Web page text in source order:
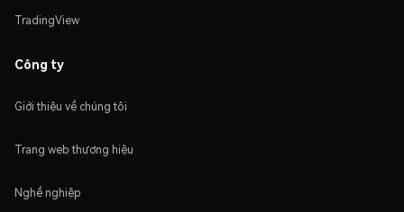
TradingView
Công ty
Giới thiệu về chúng tôi
Trang web thương hiệu
Nghề nghiệp